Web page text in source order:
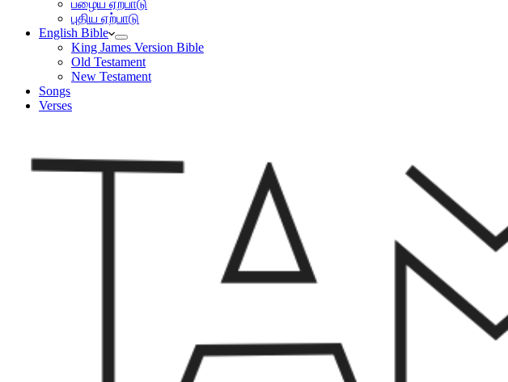
பழைய ஏற்பாடு
புதிய ஏற்பாடு
English Bible
King James Version Bible
Old Testament
New Testament
Songs
Verses